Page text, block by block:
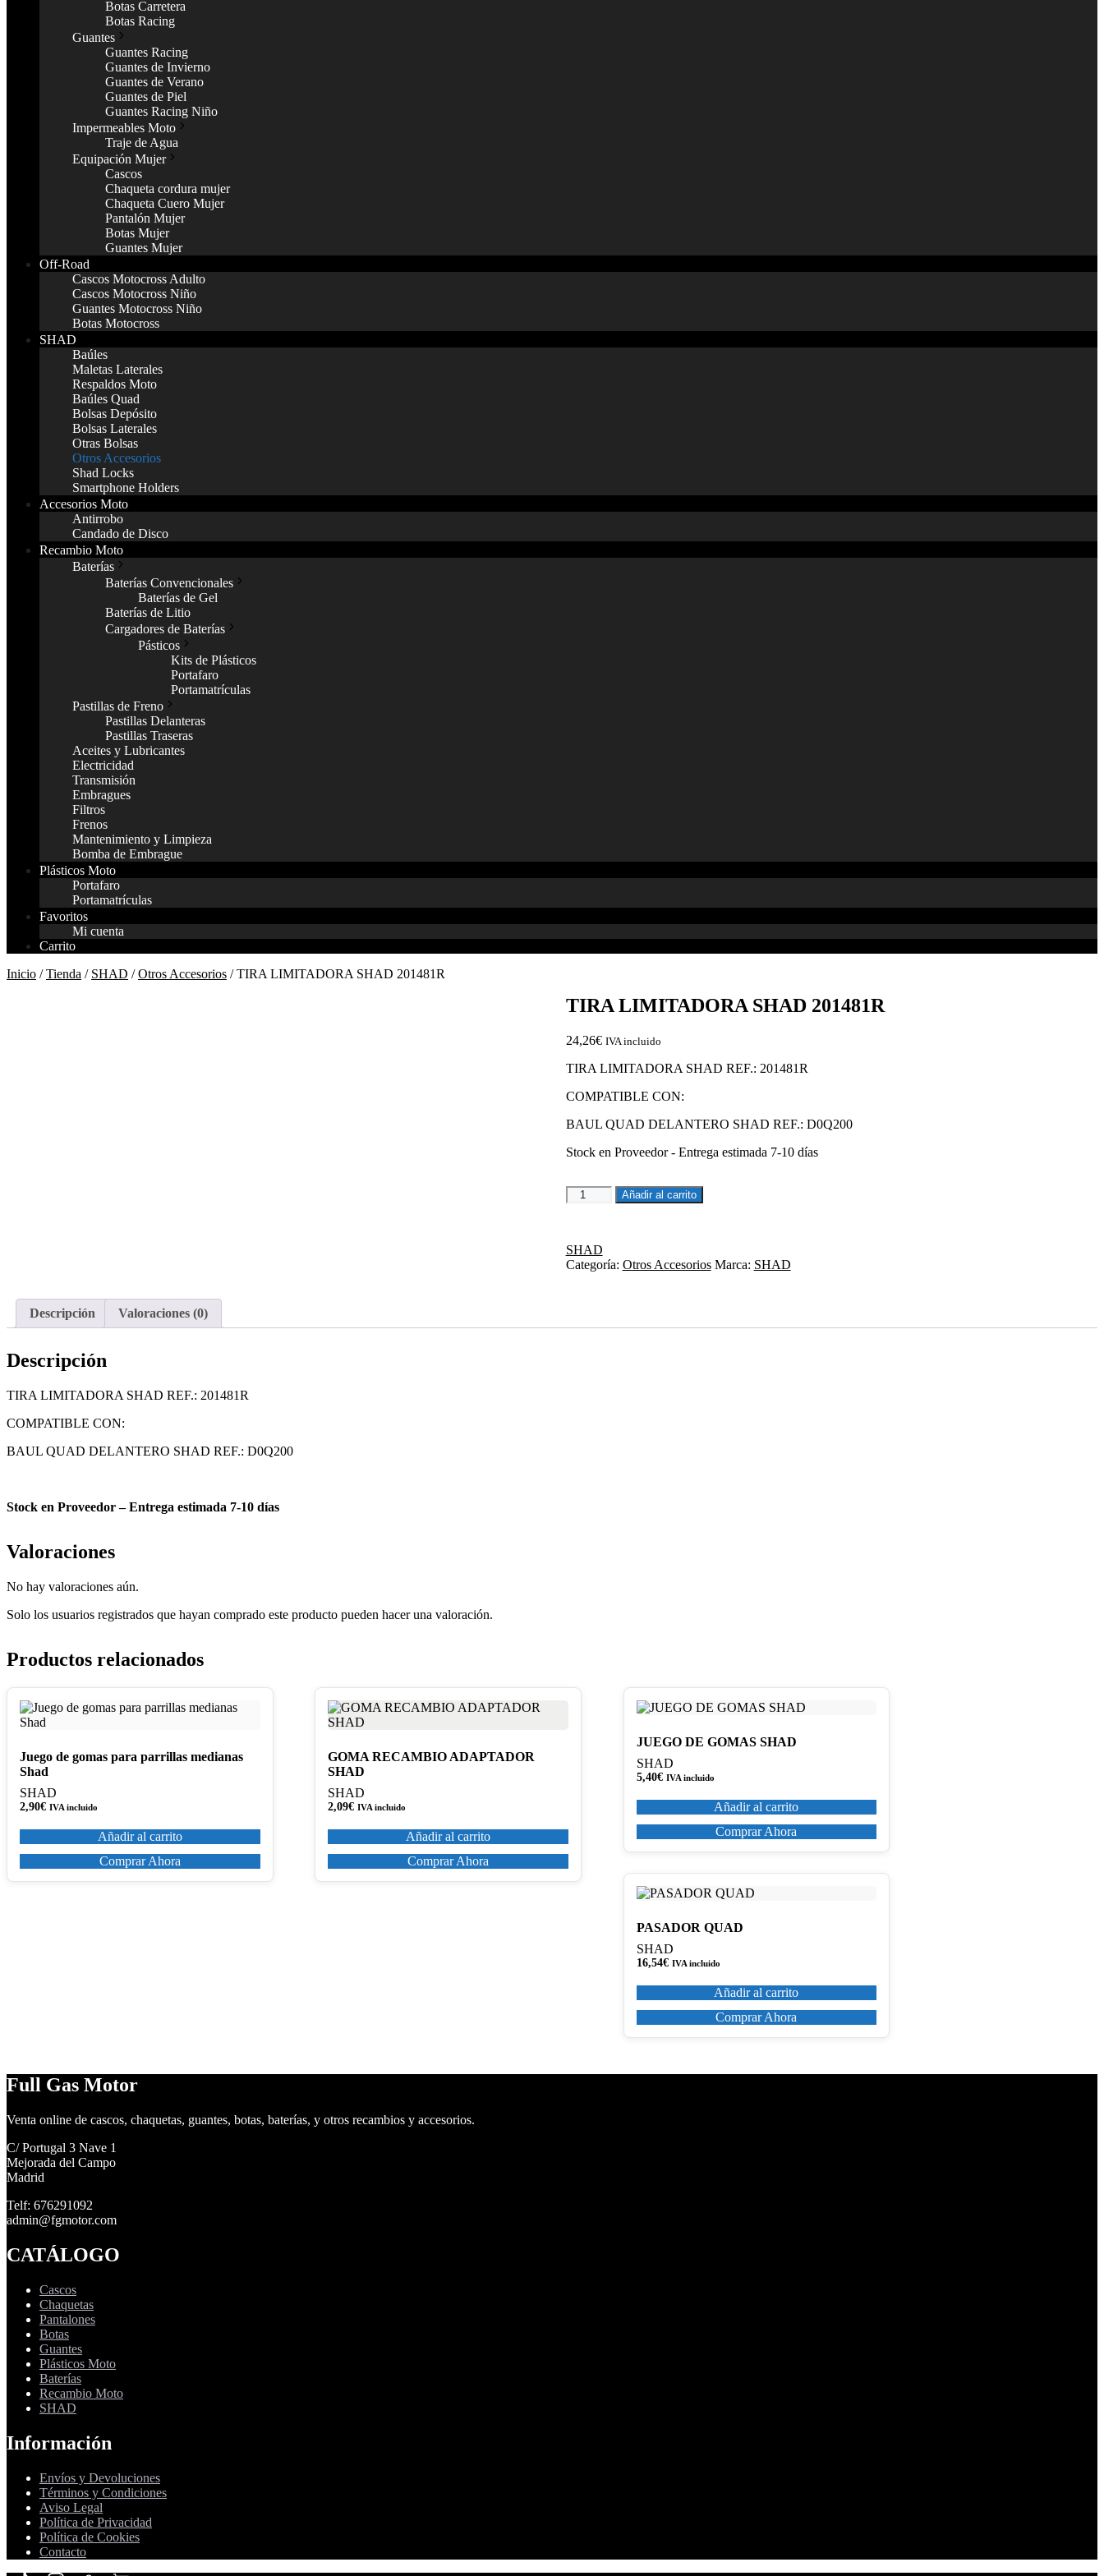
Botas Carretera
Botas Racing
Guantes
Guantes Racing
Guantes de Invierno
Guantes de Verano
Guantes de Piel
Guantes Racing Niño
Impermeables Moto
Traje de Agua
Equipación Mujer
Cascos
Chaqueta cordura mujer
Chaqueta Cuero Mujer
Pantalón Mujer
Botas Mujer
Guantes Mujer
Off-Road
Cascos Motocross Adulto
Cascos Motocross Niño
Guantes Motocross Niño
Botas Motocross
SHAD
Baúles
Maletas Laterales
Respaldos Moto
Baúles Quad
Bolsas Depósito
Bolsas Laterales
Otras Bolsas
Otros Accesorios
Shad Locks
Smartphone Holders
Accesorios Moto
Antirrobo
Candado de Disco
Recambio Moto
Baterías
Baterías Convencionales
Baterías de Gel
Baterías de Litio
Cargadores de Baterías
Pásticos
Kits de Plásticos
Portafaro
Portamatrículas
Pastillas de Freno
Pastillas Delanteras
Pastillas Traseras
Aceites y Lubricantes
Electricidad
Transmisión
Embragues
Filtros
Frenos
Mantenimiento y Limpieza
Bomba de Embrague
Plásticos Moto
Portafaro
Portamatrículas
Favoritos
Mi cuenta
Carrito
Inicio /Tienda / SHAD /Otros Accesorios / TIRA LIMITADORA SHAD 201481R
TIRA LIMITADORA SHAD 201481R
24,26€ IVA incluido
TIRA LIMITADORA SHAD REF.: 201481R
COMPATIBLE CON:
BAUL QUAD DELANTERO SHAD REF.: D0Q200
Stock en Proveedor - Entrega estimada 7-10 días
TIRA
LIMITADORA
cantidad
Añadir al carrito
SHAD
Categoría: Otros Accesorios Marca: SHAD
Descripción Valoraciones (0)
Descripción
TIRA LIMITADORA SHAD REF.: 201481R
COMPATIBLE CON:
BAUL QUAD DELANTERO SHAD REF.: D0Q200
Stock en Proveedor – Entrega estimada 7-10 días
Valoraciones
No hay valoraciones aún.
Solo los usuarios registrados que hayan comprado este producto pueden hacer una valoración.
Productos relacionados
Juego de gomas para parrillas medianas
Shad
SHAD
2,90€ IVA incluido
Añadir al carrito
Comprar Ahora
GOMA RECAMBIO ADAPTADOR
SHAD
SHAD
2,09€ IVA incluido
Añadir al carrito
Comprar Ahora
JUEGO DE GOMAS SHAD
SHAD
5,40€ IVA incluido
Añadir al carrito
Comprar Ahora
PASADOR QUAD
SHAD
16,54€ IVA incluido
Añadir al carrito
Comprar Ahora
Full Gas Motor
Venta online de cascos, chaquetas, guantes, botas, baterías, y otros recambios y accesorios.
C/ Portugal 3 Nave 1
Mejorada del Campo
Madrid
Telf: 676291092
admin@fgmotor.com
CATÁLOGO
Cascos
Chaquetas
Pantalones
Botas
Guantes
Plásticos Moto
Baterías
Recambio Moto
SHAD
Información
Envíos y Devoluciones
Términos y Condiciones
Aviso Legal
Política de Privacidad
Política de Cookies
Contacto